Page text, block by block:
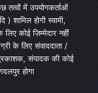
तत्वों में उपयोगकर्ताओं
) शामिल होगी स्वामी,
कोई ज़िम्मेदार नहीं
के लिए संवाददाता /
संपादक की कोई
होगा